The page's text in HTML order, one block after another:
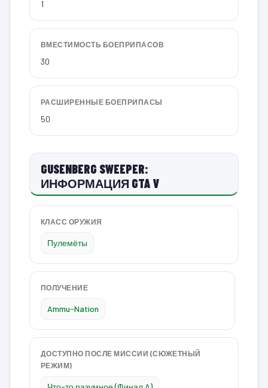
1
ВМЕСТИМОСТЬ БОЕПРИПАСОВ
30
РАСШИРЕННЫЕ БОЕПРИПАСЫ
50
GUSENBERG SWEEPER:
ИНФОРМАЦИЯ GTA V
КЛАСС ОРУЖИЯ
Пулемёты
ПОЛУЧЕНИЕ
Ammu-Nation
ДОСТУПНО ПОСЛЕ МИССИИ (СЮЖЕТНЫЙ
РЕЖИМ)